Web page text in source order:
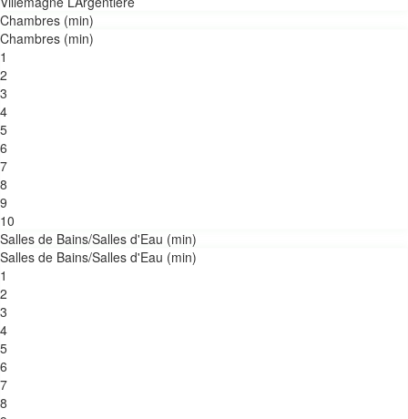
Chambres (min)
Chambres (min)
1
2
3
4
5
6
7
8
9
10
Salles de Bains/Salles d'Eau (min)
Salles de Bains/Salles d'Eau (min)
1
2
3
4
5
6
7
8